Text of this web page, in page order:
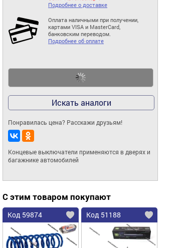
Подробнее о доставке
Оплата наличными при получении,
картами VISA и MasterCard,
банковским переводом.
Подробнее об оплате
Искать аналоги
Понравилась цена? Расскажи друзьям!
Концевые выключатели применяются в дверях и
багажнике автомобилей
С этим товаром покупают
Код 59874 Код 51188